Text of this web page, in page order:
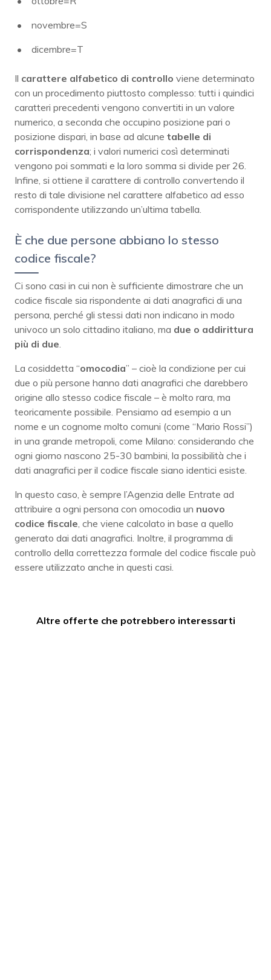
novembre=S
dicembre=T
Il carattere alfabetico di controllo viene determinato
con un procedimento piuttosto complesso: tutti i quindici
caratteri precedenti vengono convertiti in un valore
numerico, a seconda che occupino posizione pari o
posizione dispari, in base ad alcune tabelle di
corrispondenza; i valori numerici così determinati
vengono poi sommati e la loro somma si divide per 26.
Infine, si ottiene il carattere di controllo convertendo il
resto di tale divisione nel carattere alfabetico ad esso
corrispondente utilizzando un’ultima tabella.
È che due persone abbiano lo stesso
codice fiscale?
Ci sono casi in cui non è sufficiente dimostrare che un
codice fiscale sia rispondente ai dati anagrafici di una
persona, perché gli stessi dati non indicano in modo
univoco un solo cittadino italiano, ma due o addirittura
più di due
La cosiddetta “omocodia” – cioè la condizione per cui
due o più persone hanno dati anagrafici che darebbero
origine allo stesso codice fiscale – è molto rara, ma
teoricamente possibile. Pensiamo ad esempio a un
nome e un cognome molto comuni (come “Mario Rossi”)
in una grande metropoli, come Milano: considerando che
ogni giorno nascono 25-30 bambini, la possibilità che i
dati anagrafici per il codice fiscale siano identici esiste.
In questo caso, è sempre l’Agenzia delle Entrate ad
attribuire a ogni persona con omocodia un nuovo
codice fiscale , che viene calcolato in base a quello
generato dai dati anagrafici. Inoltre, il programma di
controllo della correttezza formale del codice fiscale può
essere utilizzato anche in questi casi.
Altre offerte che potrebbero interessarti